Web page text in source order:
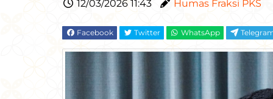
12/03/2026 11:43 Humas Fraksi PKS
Facebook Twitter WhatsApp